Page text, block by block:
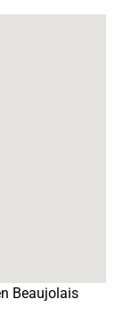
Beaujolais